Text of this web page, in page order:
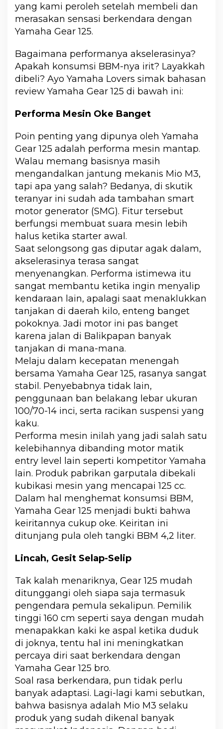
yang kami peroleh setelah membeli dan
merasakan sensasi berkendara dengan
Yamaha Gear 125.
Bagaimana performanya akselerasinya?
Apakah konsumsi BBM-nya irit? Layakkah
dibeli? Ayo Yamaha Lovers simak bahasan
review Yamaha Gear 125 di bawah ini:
Performa Mesin Oke Banget
Poin penting yang dipunya oleh Yamaha
Gear 125 adalah performa mesin mantap.
Walau memang basisnya masih
mengandalkan jantung mekanis Mio M3,
tapi apa yang salah? Bedanya, di skutik
teranyar ini sudah ada tambahan smart
motor generator (SMG). Fitur tersebut
berfungsi membuat suara mesin lebih
halus ketika starter awal.
Saat selongsong gas diputar agak dalam,
akselerasinya terasa sangat
menyenangkan. Performa istimewa itu
sangat membantu ketika ingin menyalip
kendaraan lain, apalagi saat menaklukkan
tanjakan di daerah kilo, enteng banget
pokoknya. Jadi motor ini pas banget
karena jalan di Balikpapan banyak
tanjakan di mana-mana.
Melaju dalam kecepatan menengah
bersama Yamaha Gear 125, rasanya sangat
stabil. Penyebabnya tidak lain,
penggunaan ban belakang lebar ukuran
100/70-14 inci, serta racikan suspensi yang
kaku.
Performa mesin inilah yang jadi salah satu
kelebihannya dibanding motor matik
entry level lain seperti kompetitor Yamaha
lain. Produk pabrikan garputala dibekali
kubikasi mesin yang mencapai 125 cc.
Dalam hal menghemat konsumsi BBM,
Yamaha Gear 125 menjadi bukti bahwa
keiritannya cukup oke. Keiritan ini
ditunjang pula oleh tangki BBM 4,2 liter.
Lincah, Gesit Selap-Selip
Tak kalah menariknya, Gear 125 mudah
ditunggangi oleh siapa saja termasuk
pengendara pemula sekalipun. Pemilik
tinggi 160 cm seperti saya dengan mudah
menapakkan kaki ke aspal ketika duduk
di joknya, tentu hal ini meningkatkan
percaya diri saat berkendara dengan
Yamaha Gear 125 bro.
Soal rasa berkendara, pun tidak perlu
banyak adaptasi. Lagi-lagi kami sebutkan,
bahwa basisnya adalah Mio M3 selaku
produk yang sudah dikenal banyak